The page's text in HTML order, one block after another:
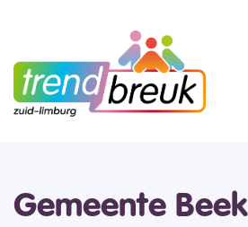
Gemeente Beek